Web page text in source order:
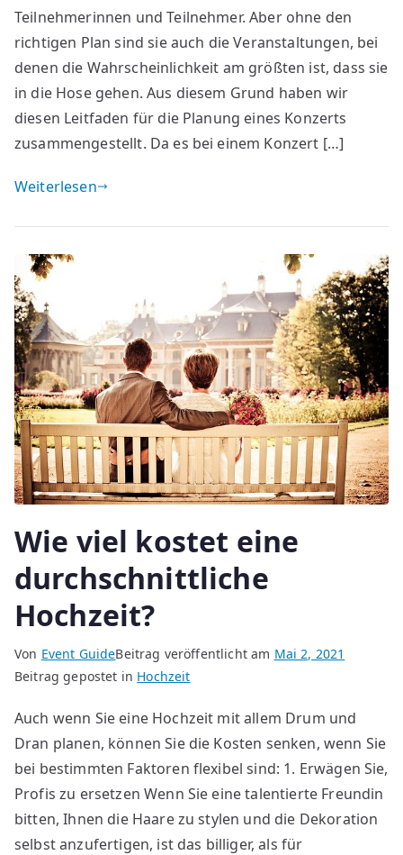
Teilnehmerinnen und Teilnehmer. Aber ohne den
richtigen Plan sind sie auch die Veranstaltungen, bei
denen die Wahrscheinlichkeit am größten ist, dass sie
in die Hose gehen. Aus diesem Grund haben wir
diesen Leitfaden für die Planung eines Konzerts
zusammengestellt. Da es bei einem Konzert […]
Weiterlesen
Wie viel kostet eine
durchschnittliche
Hochzeit?
Von Event GuideBeitrag veröffentlicht am Mai 2, 2021
Beitrag gepostet in Hochzeit
Auch wenn Sie eine Hochzeit mit allem Drum und
Dran planen, können Sie die Kosten senken, wenn Sie
bei bestimmten Faktoren flexibel sind: 1. Erwägen Sie,
Profis zu ersetzen Wenn Sie eine talentierte Freundin
bitten, Ihnen die Haare zu stylen und die Dekoration
selbst anzufertigen, ist das billiger, als für